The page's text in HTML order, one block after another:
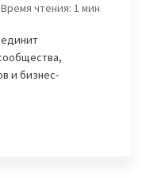
Время чтения: 1мин
и бизнес-